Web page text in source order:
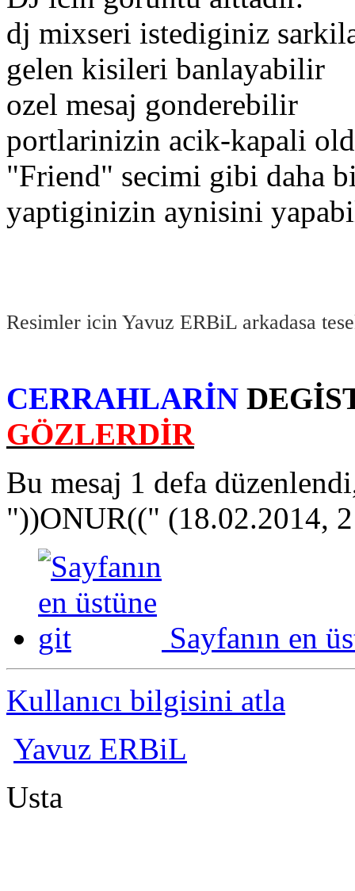
dj mixseri istediginiz
gelen kisileri banlayabilir
ozel mesaj gonderebilir
portlarinizin acik-kapali
"Friend" secimi gibi daha
yaptiginizin aynisini
Resimler icin Yavuz ERBiL arkadasa
CERRAHLARİN
GÖZLERDİR
Bu mesaj 1 defa
"))ONUR((" (18.02.2014,
Sayfanın en
Kullanıcı bilgisini atla
Yavuz ERBiL
Usta